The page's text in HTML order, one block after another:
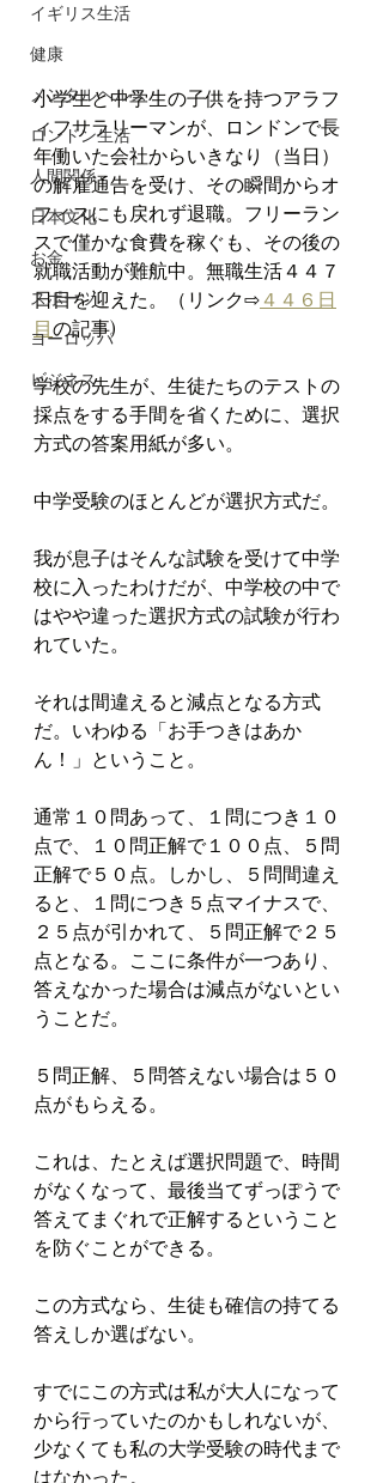
イギリス生活
健康
メンタルヘルス
ロンドン生活
人間関係
日本文化
お金
スポーツ
ヨーロッパ
ビジネス
小学生と中学生の子供を持つアラフ
ィフサラリーマンが、ロンドンで長
年働いた会社からいきなり（当日）
の解雇通告を受け、その瞬間からオ
フィスにも戻れず退職。フリーラン
スで僅かな食費を稼ぐも、その後の
就職活動が難航中。無職生活４４７
日目を迎えた。（リンク⇨４４６日
目の記事)
学校の先生が、生徒たちのテストの
採点をする手間を省くために、選択
方式の答案用紙が多い。
中学受験のほとんどが選択方式だ。
我が息子はそんな試験を受けて中学
校に入ったわけだが、中学校の中で
はやや違った選択方式の試験が行わ
れていた。
それは間違えると減点となる方式
だ。いわゆる「お手つきはあか
ん！」ということ。
通常１０問あって、１問につき１０
点で、１０問正解で１００点、５問
正解で５０点。しかし、５問間違え
ると、１問につき５点マイナスで、
２５点が引かれて、５問正解で２５
点となる。ここに条件が一つあり、
答えなかった場合は減点がないとい
うことだ。
５問正解、５問答えない場合は５０
点がもらえる。
これは、たとえば選択問題で、時間
がなくなって、最後当てずっぽうで
答えてまぐれで正解するということ
を防ぐことができる。
この方式なら、生徒も確信の持てる
答えしか選ばない。
すでにこの方式は私が大人になって
から行っていたのかもしれないが、
少なくても私の大学受験の時代まで
はなかった。